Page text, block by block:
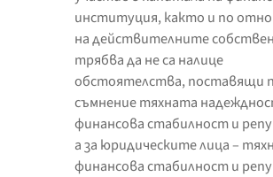
институция, както и по
на действителните
трябва да не са налице
обстоятелства, поставящи
съмнение тяхната
финансова стабилност и
а за юридическите лица –
финансова стабилност и